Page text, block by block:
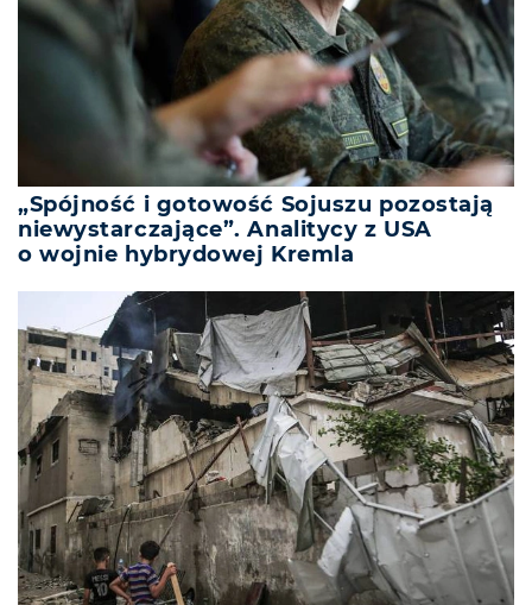
„Spójność i gotowość Sojuszu pozostają
niewystarczające”. Analitycy z USA
o wojnie hybrydowej Kremla